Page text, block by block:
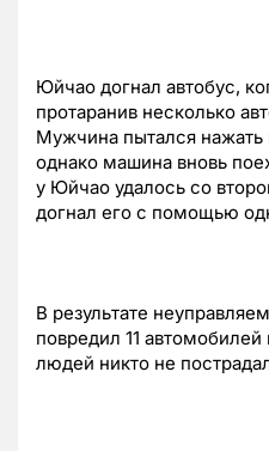
Юйчао догнал автобус,
протаранив несколько
Мужчина пытался нажать
однако машина вновь
у Юйчао удалось со
догнал его с помощью
В результате
повредил 11
людей никто не